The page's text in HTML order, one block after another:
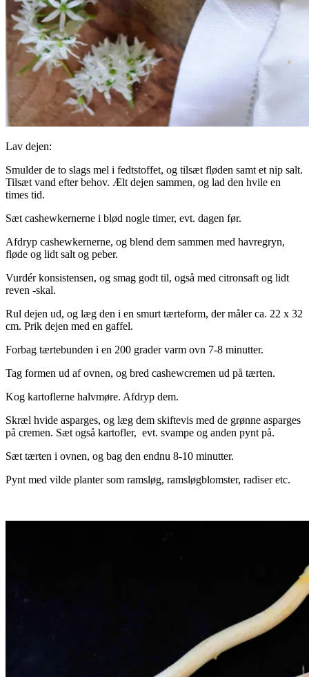
Lav dejen:
Smulder de to slags mel i fedtstoffet, og tilsæt fløden samt et nip salt.
Tilsæt vand efter behov. Ælt dejen sammen, og lad den hvile en
times tid.
Sæt cashewkernerne i blød nogle timer, evt. dagen før.
Afdryp cashewkernerne, og blend dem sammen med havregryn,
fløde og lidt salt og peber.
Vurdér konsistensen, og smag godt til, også med citronsaft og lidt
reven -skal.
Rul dejen ud, og læg den i en smurt tærteform, der måler ca. 22 x 32
cm. Prik dejen med en gaffel.
Forbag tærtebunden i en 200 grader varm ovn 7-8 minutter.
Tag formen ud af ovnen, og bred cashewcremen ud på tærten.
Kog kartoflerne halvmøre. Afdryp dem.
Skræl hvide asparges, og læg dem skiftevis med de grønne asparges
på cremen. Sæt også kartofler, evt. svampe og anden pynt på.
Sæt tærten i ovnen, og bag den endnu 8-10 minutter.
Pynt med vilde planter som ramsløg, ramsløgblomster, radiser etc.